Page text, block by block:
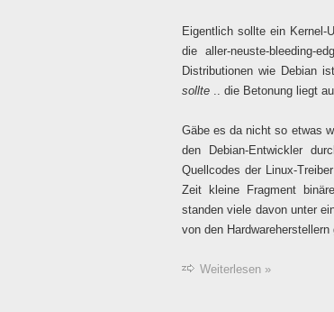
Eigentlich sollte ein Kernel-
die aller-neuste-bleeding-
Distributionen wie Debian
sollte .. die Betonung liegt
Gäbe es da nicht so etwas
den Debian-Entwickler
Quellcodes der Linux-
Zeit kleine Fragment
standen viele davon unter
von den Hardwareherstellern
Weiterlesen »